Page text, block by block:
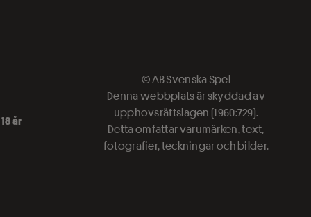
år
© AB Svenska Spel
Denna webbplats är skyddad av
upphovsrättslagen (1960:729).
Detta omfattar varumärken, text,
fotografier, teckningar och bilder.